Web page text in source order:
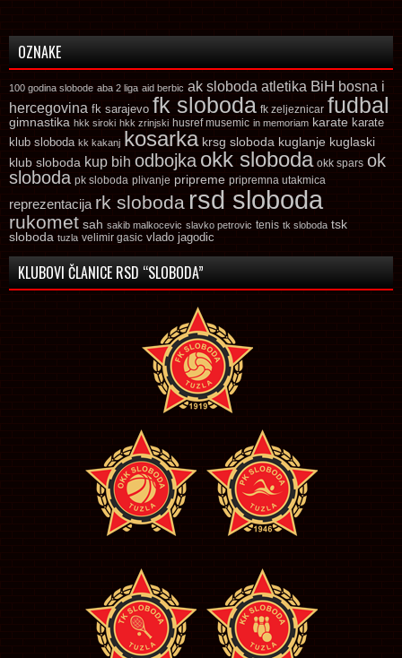
OZNAKE
100 godina slobode aba 2 liga aid berbic ak sloboda atletika BiH bosna i
hercegovina fk sarajevo fk sloboda fk zeljeznicar fudbal
gimnastika hkk siroki hkk zrinjski husref musemic in memoriam karate karate
klub sloboda kk kakanj kosarka krsg sloboda kuglanje kuglaski
klub sloboda kup bih odbojka okk sloboda okk spars ok
sloboda pk sloboda plivanje pripreme pripremna utakmica
reprezentacija rk sloboda rsd sloboda
rukomet sah sakib malkocevic slavko petrovic tenis tk sloboda tsk
sloboda tuzla velimir gasic vlado jagodic
KLUBOVI ČLANICE RSD “SLOBODA”